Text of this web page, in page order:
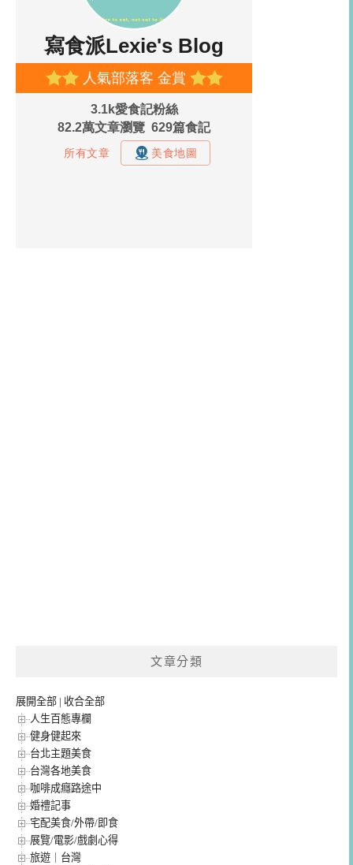
文章分類
展開全部 | 收合全部
人生百態專欄
健身健起來
台北主題美食
台灣各地美食
咖啡成癮路途中
婚禮記事
宅配美食/外帶/即食
展覽/電影/戲劇心得
旅遊｜台灣